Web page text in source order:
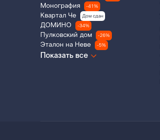
Монография -41%
Квартал Че Дом сдан
ДОМИНО -34%
Пулковский дом -26%
Эталон на Неве -5%
Показать все